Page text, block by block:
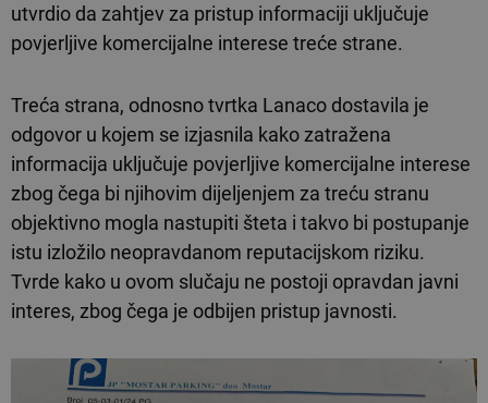
utvrdio da zahtjev za pristup informaciji uključuje
povjerljive komercijalne interese treće strane.
Treća strana, odnosno tvrtka Lanaco dostavila je
odgovor u kojem se izjasnila kako zatražena
informacija uključuje povjerljive komercijalne interese
zbog čega bi njihovim dijeljenjem za treću stranu
objektivno mogla nastupiti šteta i takvo bi postupanje
istu izložilo neopravdanom reputacijskom riziku.
Tvrde kako u ovom slučaju ne postoji opravdan javni
interes, zbog čega je odbijen pristup javnosti.